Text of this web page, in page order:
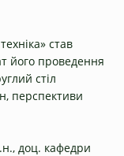
став
його проведення
стіл
перспективи
доц. кафедри